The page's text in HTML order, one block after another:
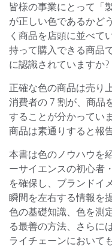
皆様の事業にとって「
が正しい色であるかど
く商品を店頭に並べて
持って購入できる商品
に認識されていますか?
正確な色の商品は売り
消費者の 7 割が、商品
することが分かってい
商品は素通りすると報
本書は色のノウハウを
ーサイエンスの初心者
を確保し、ブランドイ
瞬間を左右する情報を
色の基礎知識、色を測
る最善の方法、さらに
ライチェーンにおいて